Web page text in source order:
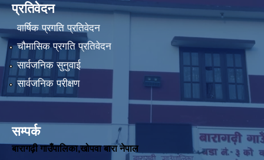
प्रतिवेदन
वार्षिक प्रगति प्रतिवेदन
चौमासिक प्रगति प्रतिवेदन
सार्वजनिक सुनुवाई
सार्वजनिक परीक्षण
सम्पर्क
बारागढ़ी गाउँपालिका,खोपवा बारा नेपाल